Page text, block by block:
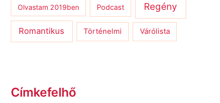
Olvastam 2019ben Podcast Regény
Romantikus Történelmi Várólista
Címkefelhő